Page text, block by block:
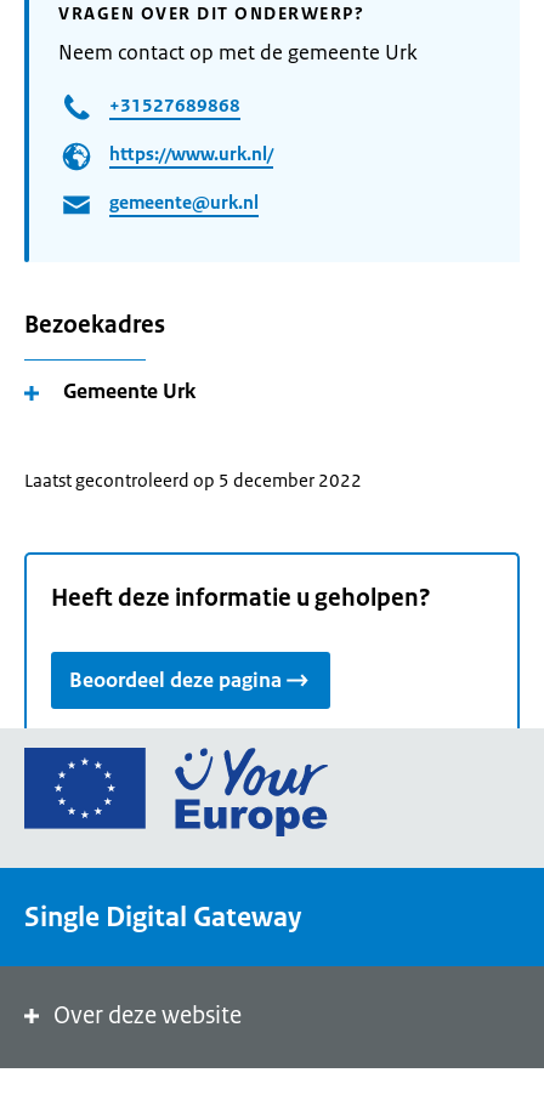
VRAGEN OVER DIT ONDERWERP?
Neem contact op met de gemeente Urk
+31527689868
https://www.urk.nl/
gemeente@urk.nl
Bezoekadres
Gemeente Urk
Laatst gecontroleerd op 5 december 2022
Heeft deze informatie u geholpen?
Beoordeel deze pagina
Ga
de
een
de
Single Digital Gateway
Over deze website